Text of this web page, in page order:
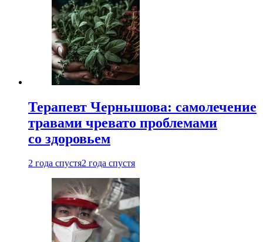
Терапевт Чернышова: самолечение
травами чревато проблемами
со здоровьем
2 года спустя2 года спустя